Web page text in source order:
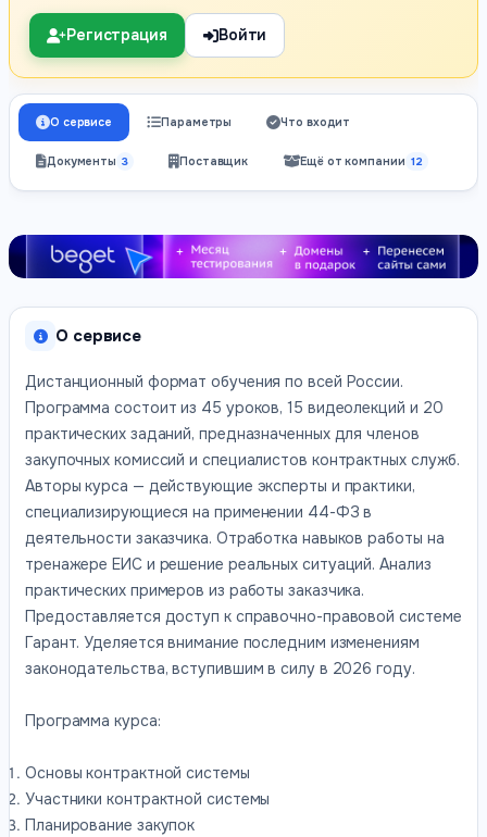
Регистрация Войти
О сервисе Параметры Что входит
Документы 3 Поставщик Ещё от компании 12
О сервисе
Дистанционный формат обучения по всей России.
Программа состоит из 45 уроков, 15 видеолекций и 20
практических заданий, предназначенных для членов
закупочных комиссий и специалистов контрактных служб.
Авторы курса — действующие эксперты и практики,
специализирующиеся на применении 44-ФЗ в
деятельности заказчика. Отработка навыков работы на
тренажере ЕИС и решение реальных ситуаций. Анализ
практических примеров из работы заказчика.
Предоставляется доступ к справочно-правовой системе
Гарант. Уделяется внимание последним изменениям
законодательства, вступившим в силу в 2026 году.
Программа курса:
Основы контрактной системы
Участники контрактной системы
Планирование закупок